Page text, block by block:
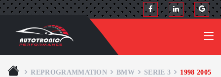
REPROGRAMMATION BMW SERIE 3 1998 2005